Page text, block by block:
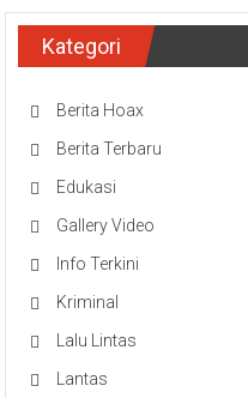
Kategori
Berita Hoax
Berita Terbaru
Edukasi
Gallery Video
Info Terkini
Kriminal
Lalu Lintas
Lantas